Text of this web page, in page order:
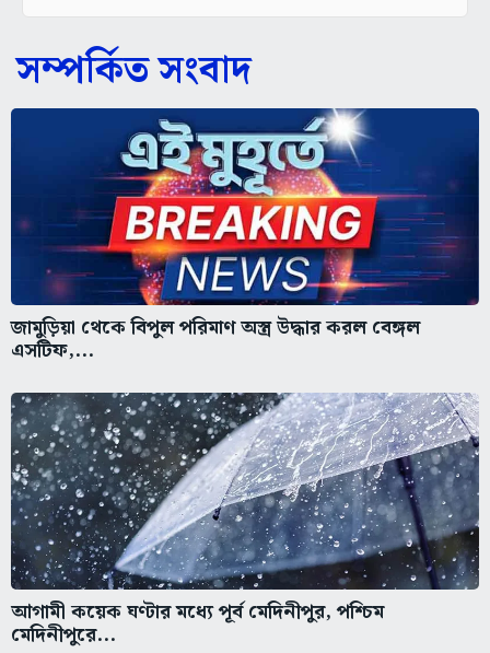
সম্পর্কিত সংবাদ
জামুড়িয়া থেকে বিপুল পরিমাণ অস্ত্র উদ্ধার করল বেঙ্গল
এসটিফ,...
আগামী কয়েক ঘণ্টার মধ্যে পূর্ব মেদিনীপুর, পশ্চিম
মেদিনীপুরে...